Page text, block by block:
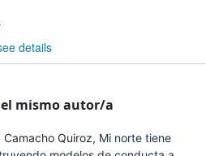
details
mismo autor/a
Quiroz, Mi norte tiene